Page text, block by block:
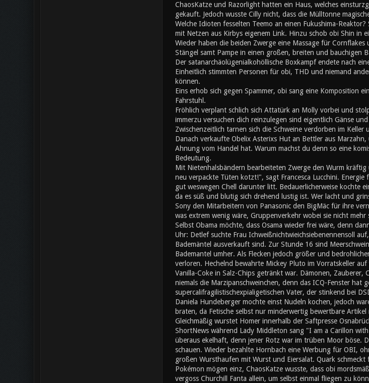
ChaosKatze und Razorlight hatten ein Haus, welches
gekauft. Jedoch wusste Cilly nicht, dass die Mülltonne
Welche Idioten fesselten Teemo an einen Fukushima-
mit Netzen aus Kirbys eigenem Link. Hinzu schob obi Shin in
Wieder haben die beiden Zwerge eine Massage für
Stängel samt Pampe in einen großen, breiten und bauchigen
Der satanarchäolügenialkohöllische Boxkampf endete nach
Einheitlich stimmten Personen für obi, THD und niemand
können.
Eins erhob sich gegen Spammer, obi sang eine Komposition
Fahrstuhl.
Fröhlich verplant schlich sich Attatürk an Molly vorbei und
immerzu versuchen dich reinzulegen sind eigentlich Gänse
Zwischenzeitlich tarnen sich die Schweine verdorben im
Danach verkaufte Obelix Asterixs Hut an Bettler aus
Ahnung vom Handel hat. Warum machst du denn so eine
Bedeutung.
Mit Nietenhalsbändern bearbeiteten Zwerge den Wurm
neu verpackte Tüten kotzt!", sagt Francesca Lucchini.
gut weswegen Chell darunter litt. Bedauerlicherweise kochte
da es süß und blutig sich drehend lustig ist. Wer lacht und
Sony den Mitarbeitern von Panasonic den BigMäc für ihre
was extrem wenig wäre, Gruppenverkehr wobei sie nicht
Selbst Obama möchte, dass Osama wieder frei wäre, denn
Uhr: Detlef suchte Frau Ichweißnichtwieichsiebenennensoll
Bademäntel ausverkauft sind. Zur Stunde 16 sind
Bademantel umher. Als Flecken jedoch größer und
verloren. Hechelnd bewahrte Mickey Pluto im Vorratskeller
Vanilla-Coke in Salz-Chips getränkt war. Dämonen,
niemals die Marzipanschweinchen, denn das ICQ-Fenster hat
supercalifragilistischexpialigetischen Vater, der stinkend bei
Daniela Hundeberger mochte einst Nudeln kochen, jedoch
braten, da Fetische selbst nur minderwertig bewertbare Artikel
Gleichmäßig wurstet Homer innerhalb der Saftpresse
ShortNews während Lady Middleton sang "I am a Carillon
überaus ekelhaft, denn jener Rotz war im trüben Moor böse.
schauen. Wieder bezahlte Hornbach eine Werbung für OBI,
großen Wursthaufen mit Wurst und Eiersalat. Quark
Pokémon mögen einz, ChaosKatze wusste, dass obi
vergoss Churchill Fanta allein, um selbst einmal fliegen zu